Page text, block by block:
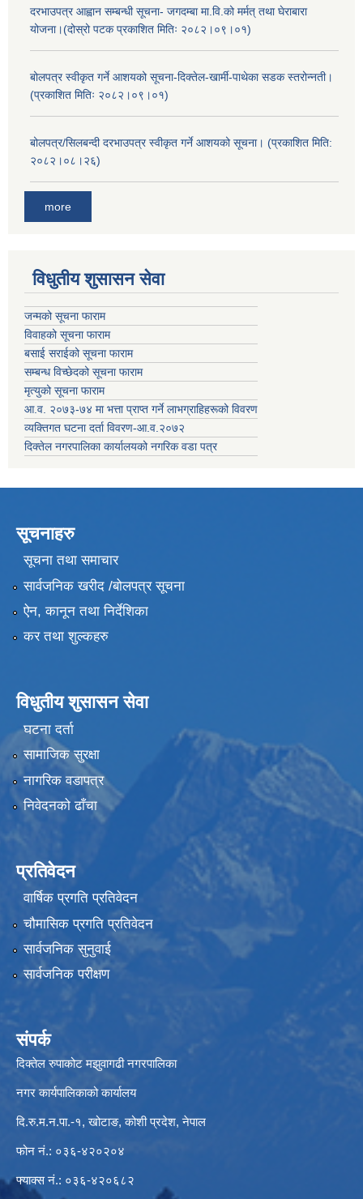
दरभाउपत्र आह्वान सम्बन्धी सूचना- जगदम्बा मा.वि.को मर्मत् तथा घेराबारा
योजना।(दोस्रो पटक प्रकाशित मितिः २०८२।०९।०१)
बोलपत्र स्वीकृत गर्ने आशयको सूचना-दिक्तेल-खार्मी-पाथेका सडक स्तरोन्नती।
(प्रकाशित मितिः २०८२।०९।०१)
बोलपत्र/सिलबन्दी दरभाउपत्र स्वीकृत गर्ने आशयको सूचना। (प्रकाशित मिति:
२०८२।०८।२६)
more
विधुतीय शुसासन सेवा
जन्मको सूचना फाराम
विवाहको सूचना फाराम
बसाई सराईको सूचना फाराम
सम्बन्ध विच्छेदको सूचना फाराम
मृत्युको सूचना फाराम
आ.व. २०७३-७४ मा भत्ता प्राप्त गर्ने लाभग्राहिहरूको विवरण
व्यक्तिगत घटना दर्ता विवरण-आ.व.२०७२
दिक्तेल नगरपालिका कार्यालयको नगरिक वडा पत्र
सूचनाहरु
सूचना तथा समाचार
सार्वजनिक खरीद /बोलपत्र सूचना
ऐन, कानून तथा निर्देशिका
कर तथा शुल्कहरु
विधुतीय शुसासन सेवा
घटना दर्ता
सामाजिक सुरक्षा
नागरिक वडापत्र
निवेदनको ढाँचा
प्रतिवेदन
वार्षिक प्रगति प्रतिवेदन
चौमासिक प्रगति प्रतिवेदन
सार्वजनिक सुनुवाई
सार्वजनिक परीक्षण
संपर्क
दिक्तेल रुपाकोट मझुवागढी नगरपालिका
नगर कार्यपालिकाको कार्यालय
दि.रु.म.न.पा.-१, खोटाङ, कोशी प्रदेश, नेपाल
फोन नं.: ०३६-४२०२०४
फ्याक्स नं.: ०३६-४२०६८२